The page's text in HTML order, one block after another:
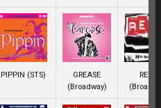
PIPPIN (STS)
GREASE
(Broadway)
RENT